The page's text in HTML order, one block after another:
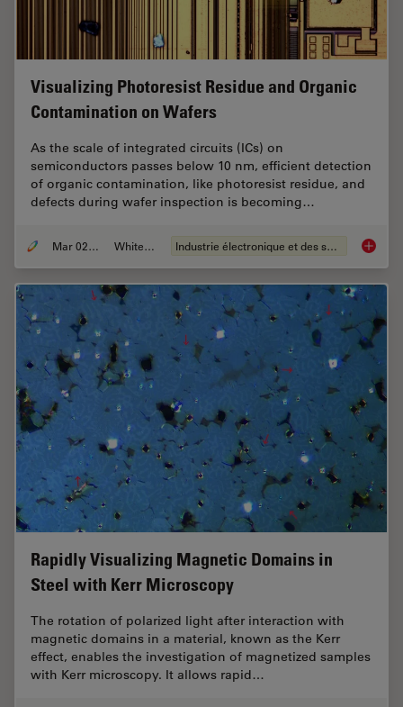
Visualizing Photoresist Residue and Organic
Contamination on Wafers
As the scale of integrated circuits (ICs) on
semiconductors passes below 10 nm, efficient detection
of organic contamination, like photoresist residue, and
defects during wafer inspection is becoming…
Mar 02, 2026 Whitepaper Industrie électronique et des semi-conducteurs
Rapidly Visualizing Magnetic Domains in
Steel with Kerr Microscopy
The rotation of polarized light after interaction with
magnetic domains in a material, known as the Kerr
effect, enables the investigation of magnetized samples
with Kerr microscopy. It allows rapid…